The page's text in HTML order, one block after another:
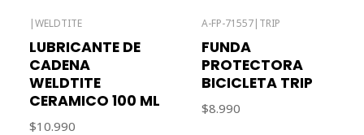
|WELDTITE
LUBRICANTE DE
CADENA
WELDTITE
CERAMICO 100 ML
$10.990
A-FP-71557| TRIP
FUNDA
PROTECTORA
BICICLETA TRIP
$8.990